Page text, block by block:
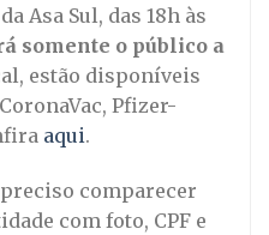
Asa Sul, das 18h às
somente o público a
estão disponíveis
Pfizer-
aqui.
comparecer
com foto, CPF e